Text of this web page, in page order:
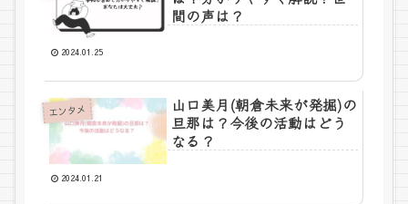
間の声は？
2024.01.25
エンタメ
山口美月(朝倉未来が発掘)の
旦那は？今後の活動はどう
なる？
2024.01.21